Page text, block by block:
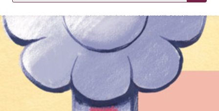
KIRJAUDU SISÄÄN
Etkö ole vielä asiakkaamme?
Luo asiakastili tästä!